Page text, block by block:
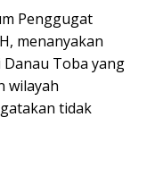
Penggugat
menanyakan
Toba yang
wilayah
tidak